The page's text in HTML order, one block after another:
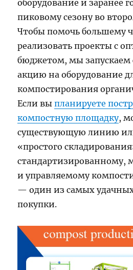
оборудование и заранее
пиковому сезону во
Чтобы помочь большему
реализовать проекты с
бюджетом, мы запускаем
акцию на оборудование
компостирования
Если выпланируете
компостную площадку,
существующую линию
«простого
стандартизированному,
и управляемому
— один из самых
покупки.